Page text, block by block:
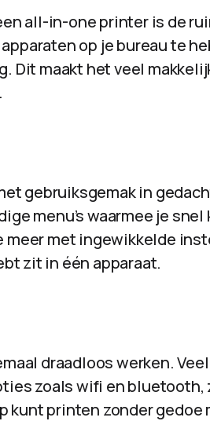
all-in-one printer is de
op je bureau te
Dit maakt het veel
gebruiksgemak in
menu’s waarmee je
met ingewikkelde
zit in één apparaat.
draadloos werken.
zoals wifi en bluetooth,
kunt printen zonder gedoe